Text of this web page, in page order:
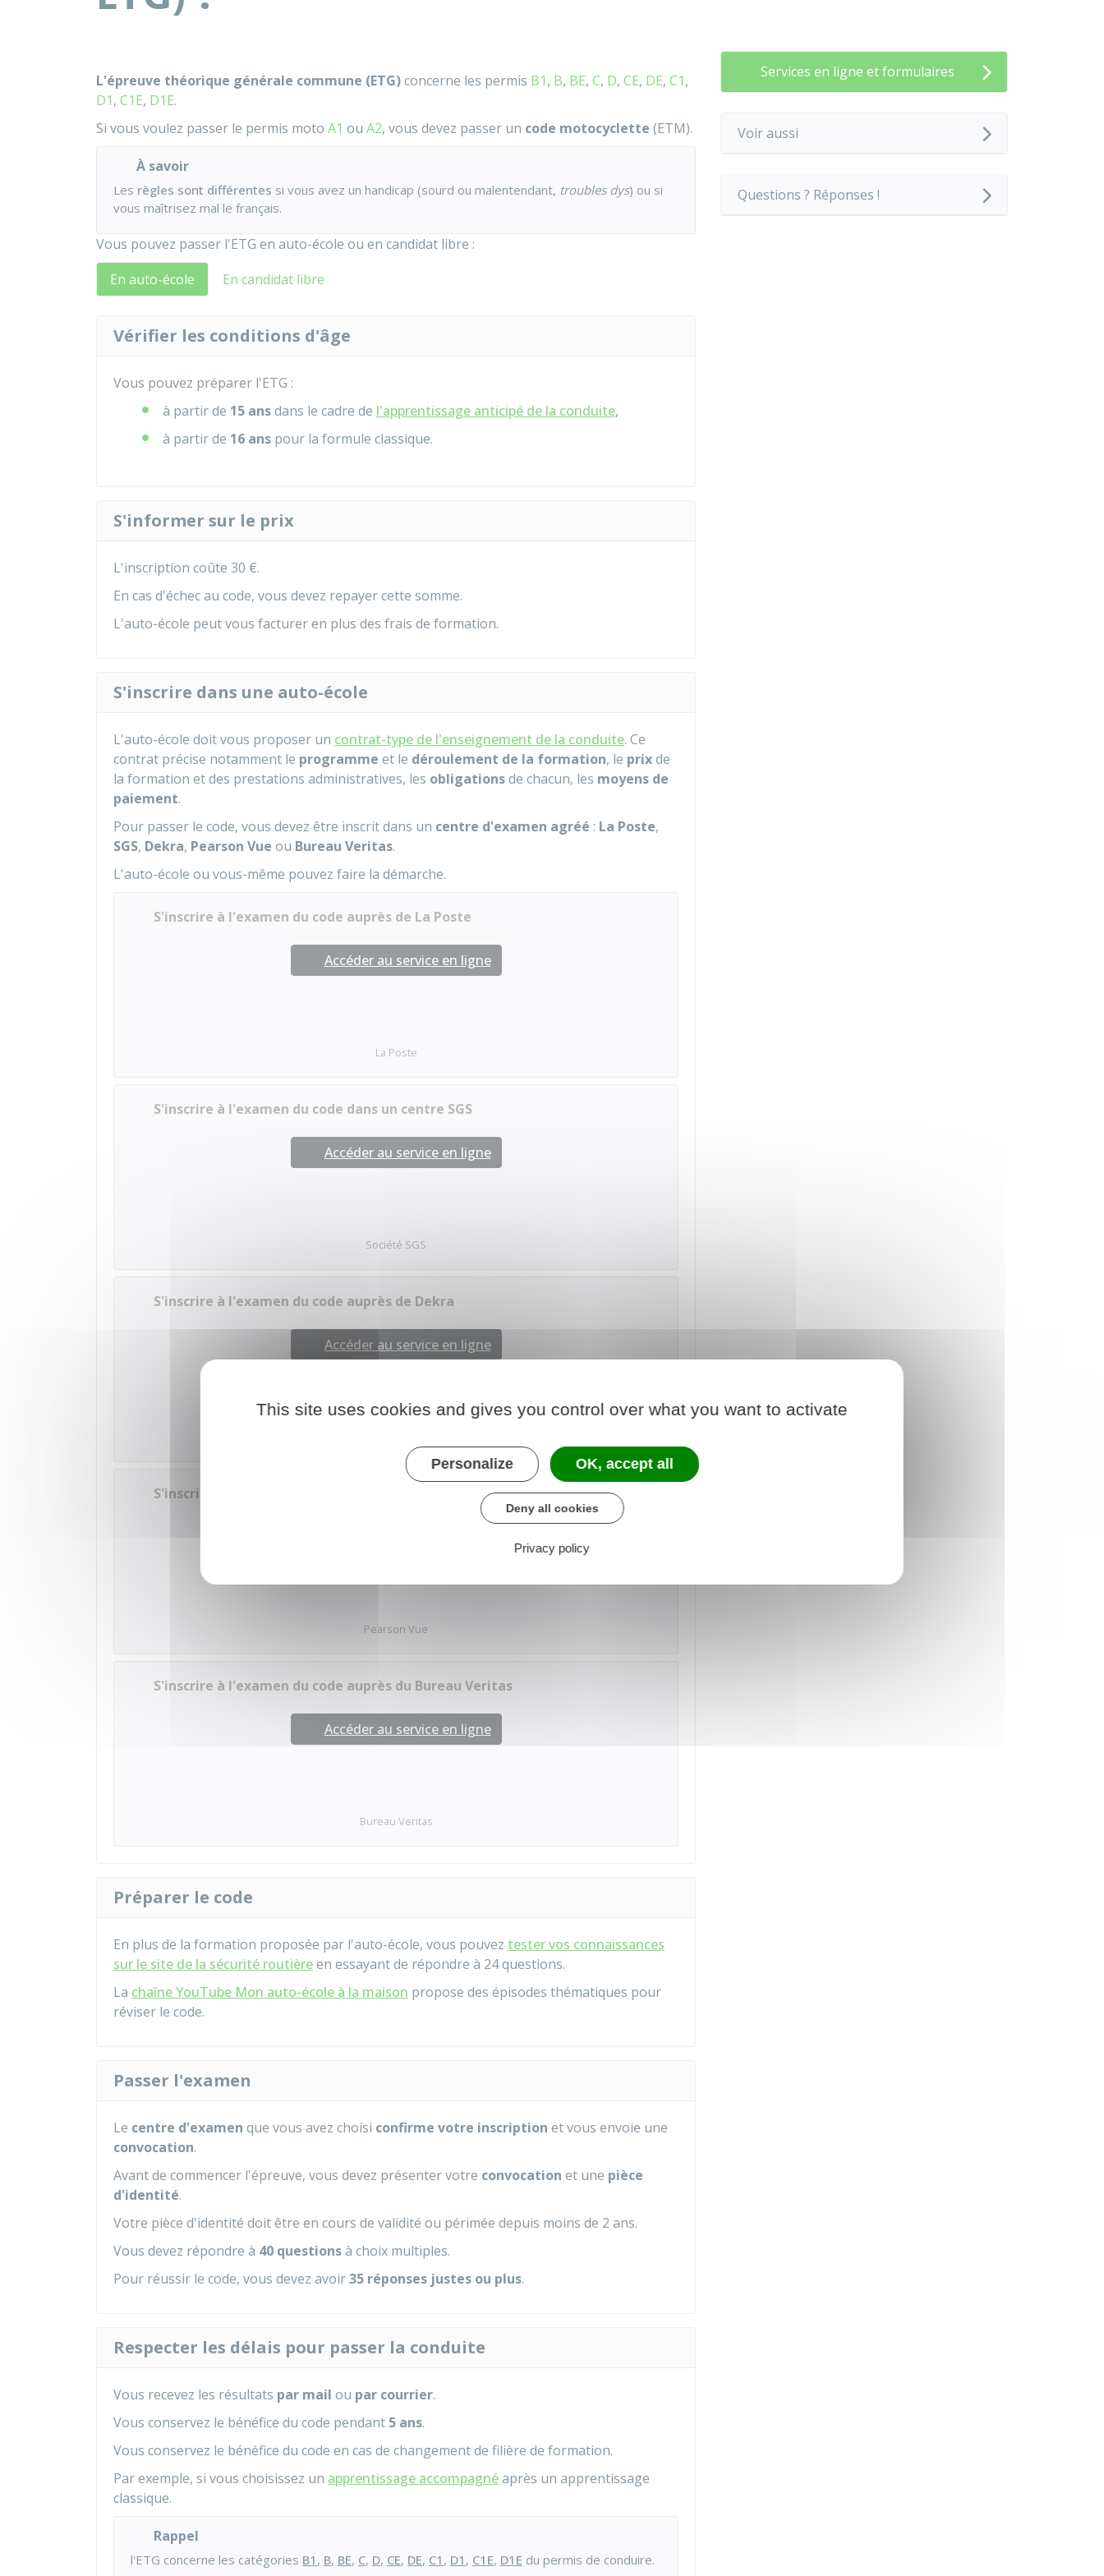
L'épreuve théorique générale commune (ETG)concerne les permis B1, B, BE, C, D, CE, DE, C1,
D1, C1E, D1E.
Si vous voulez passer le permis moto A1 ou A2, vous devez passer un code motocyclette (ETM).
À savoir
Les règles sont différentes si vous avez un handicap (sourd ou malentendant, troubles dys) ou si
vous maîtrisez mal le français.
Vous pouvez passer l'ETG en auto-école ou en candidat libre :
En auto-école
En candidat libre
Vérifier les conditions d'âge
Vous pouvez préparer l'ETG :
à partir de 15 ansdans le cadre de l'apprentissage anticipé de la conduite,
à partir de 16 ans pour la formule classique.
S'informer sur le prix
L'inscription coûte 30 €.
En cas d'échec au code, vous devez repayer cette somme.
L'auto-école peut vous facturer en plus des frais de formation.
S'inscrire dans une auto-école
L'auto-école doit vous proposer un contrat-type de l'enseignement de la conduite. Ce
contrat précise notamment le programme et le déroulement de la formation, le prixde
la formation et des prestations administratives, les obligationsde chacun, les moyens de
paiement.
Pour passer le code, vous devez être inscrit dans un centre d'examen agréé : La Poste,
SGS, Dekra, Pearson Vue ou Bureau Veritas.
L'auto-école ou vous-même pouvez faire la démarche.
S'inscrire à l'examen du code auprès de La Poste
Accéder au service en ligne
La Poste
S'inscrire à l'examen du code dans un centre SGS
Accéder au service en ligne
Société SGS
S'inscrire à l'examen du code auprès de Dekra
Accéder au service en ligne
S'inscrire à l'examen du code auprès de Pearson Vue
Pearson Vue
S'inscrire à l'examen du code auprès du Bureau Veritas
Accéder au service en ligne
Bureau Veritas
Préparer le code
En plus de la formation proposée par l'auto-école, vous pouvez tester vos connaissances
sur le site de la sécurité routièreen essayant de répondre à 24 questions.
La chaîne YouTube Mon auto-école à la maison propose des épisodes thématiques pour
réviser le code.
Passer l'examen
Le centre d'examen que vous avez choisi confirme votre inscription et vous envoie une
convocation.
Avant de commencer l'épreuve, vous devez présenter votre convocation et une pièce
d'identité.
Votre pièce d'identité doit être en cours de validité ou périmée depuis moins de 2 ans.
Vous devez répondre à 40 questionsà choix multiples.
Pour réussir le code, vous devez avoir35 réponses justes ou plus.
Respecter les délais pour passer la conduite
Vous recevez les résultats par mail ou par courrier.
Vous conservez le bénéfice du code pendant 5 ans.
Vous conservez le bénéfice du code en cas de changement de filière de formation.
Par exemple, si vous choisissez un apprentissage accompagnéaprès un apprentissage
classique.
Rappel
l'ETG concerne les catégories B1 , B, BE, C, D, CE, DE, C1 , D1 , C1E, D1E du permis de conduire.
Services en ligne et formulaires
Voir aussi
Questions ? Réponses !
This site uses cookies and gives you control over what you want to activate
Personalize OK, accept all
Deny all cookies
Privacy policy